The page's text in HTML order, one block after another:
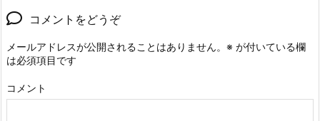
コメントをどうぞ
メールアドレスが公開されることはありません。 ※ が付いている欄
は必須項目です
コメント